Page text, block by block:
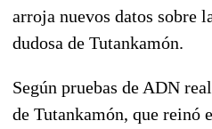
arroja nuevos datos sobre
dudosa de Tutankamón.
Según pruebas de ADN
de Tutankamón, que reinó